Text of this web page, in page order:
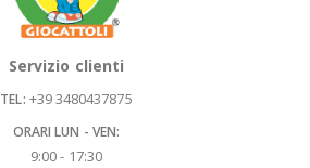
Servizio clienti
TEL: +39 3480437875
ORARI LUN - VEN:
9:00 - 17:30